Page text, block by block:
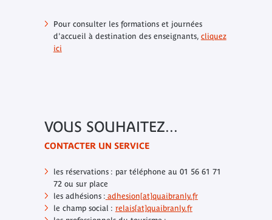
Pour consulter les formations et journées
d'accueil à destination des enseignants, cliquez
ici
VOUS SOUHAITEZ...
CONTACTER UN SERVICE
les réservations : par téléphone au 01 56 61 71
72 ou sur place
les adhésions : adhesion[at]quaibranly.fr
le champ social : relais[at]quaibranly.fr